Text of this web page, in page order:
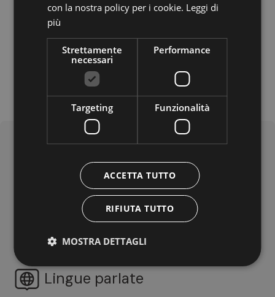
Cosa offre
Lingue parlate
con la nostra policy per i cookie. Leggi di
più
Strettamente
necessari
Performance
Targeting Funzionalità
ACCETTA TUTTO
RIFIUTA TUTTO
MOSTRA DETTAGLI